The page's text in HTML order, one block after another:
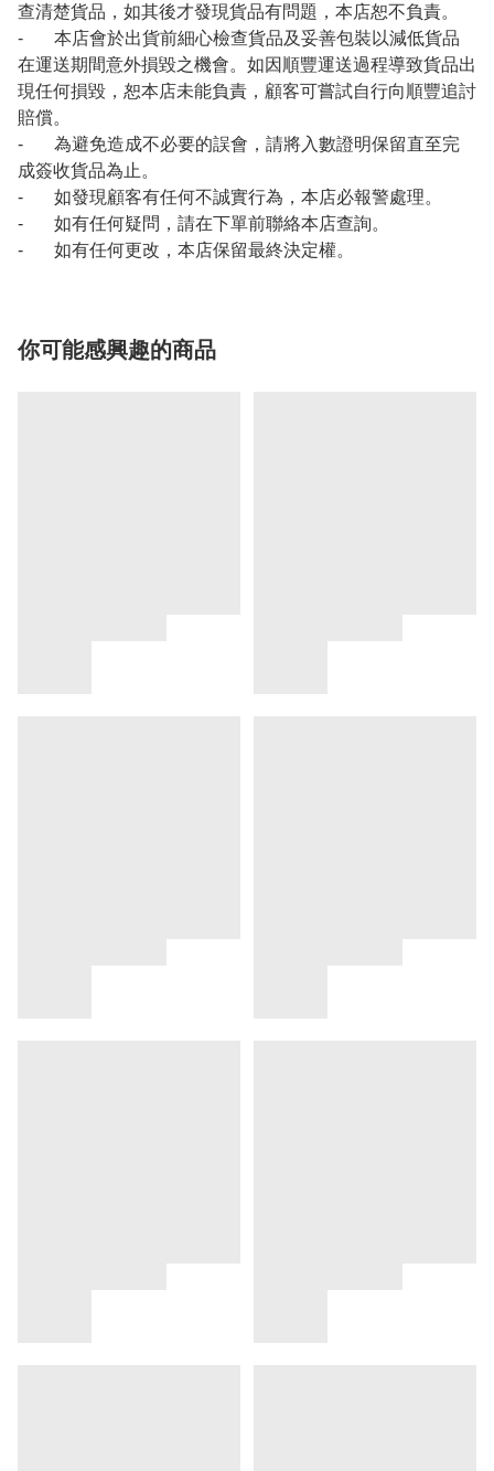
查清楚貨品，如其後才發現貨品有問題，本店恕不負責。
- 本店會於出貨前細心檢查貨品及妥善包裝以減低貨品
在運送期間意外損毀之機會。如因順豐運送過程導致貨品出
現任何損毀，恕本店未能負責，顧客可嘗試自行向順豐追討
賠償。
- 為避免造成不必要的誤會，請將入數證明保留直至完
成簽收貨品為止。
- 如發現顧客有任何不誠實行為，本店必報警處理。
- 如有任何疑問，請在下單前聯絡本店查詢。
- 如有任何更改，本店保留最終決定權。
你可能感興趣的商品